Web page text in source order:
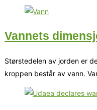
Vannets
Størstedelen av jorden er
kroppen består av vann.